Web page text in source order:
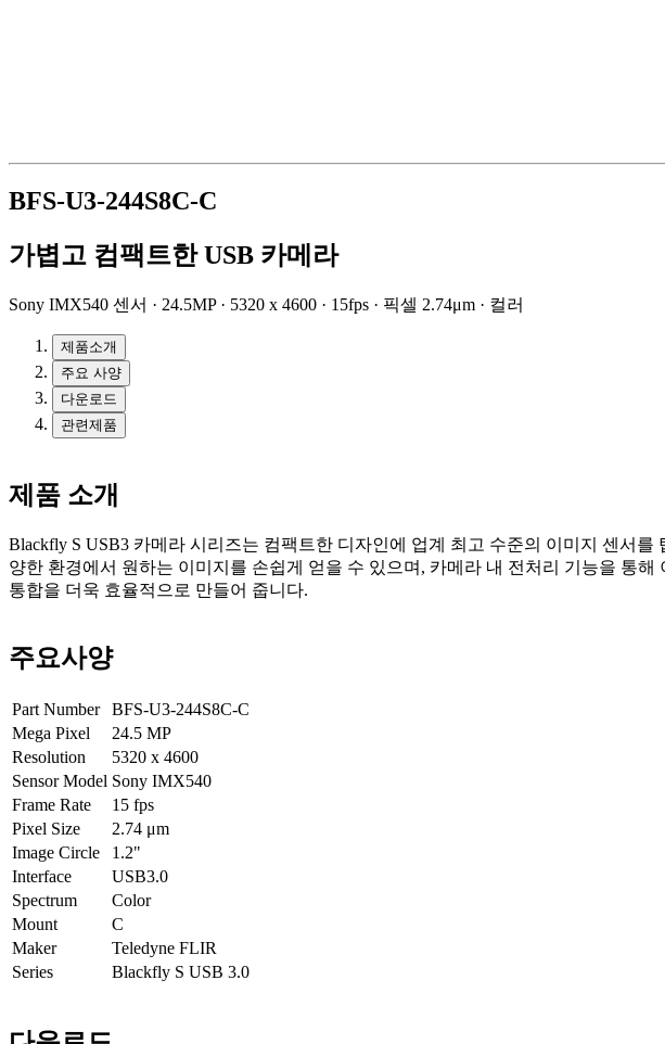
BFS-U3-244S8C-C
가볍고 컴팩트한 USB 카메라
Sony IMX540 센서 · 24.5MP · 5320 x 4600 · 15fps · 픽셀 2.74μm · 컬러
제품소개
주요 사양
다운로드
관련제품
제품 소개
Blackfly S USB3 카메라 시리즈는 컴팩트한 디자인에 업계 최고 수준의 이미지 센서
양한 환경에서 원하는 이미지를 손쉽게 얻을 수 있으며, 카메라 내 전처리 기능을 통
통합을 더욱 효율적으로 만들어 줍니다.
주요사양
Part Number
BFS-U3-244S8C-C
Mega Pixel
24.5 MP
Resolution
5320 x 4600
Sensor Model Sony IMX540
Frame Rate
15 fps
Pixel Size
2.74 μm
Image Circle
1.2"
Interface
USB3.0
Spectrum
Color
Mount
C
Maker
Teledyne FLIR
Series
Blackfly S USB 3.0